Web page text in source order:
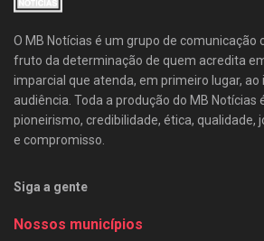
O MB Notícias é um grupo de comunicação
fruto da determinação de quem acredita
imparcial que atenda, em primeiro lugar, ao
audiência. Toda a produção do MB Notícias
pioneirismo, credibilidade, ética, qualidade,
e compromisso.
Siga a gente
Nossos municípios